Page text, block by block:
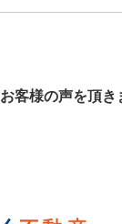
お客様の声を頂き